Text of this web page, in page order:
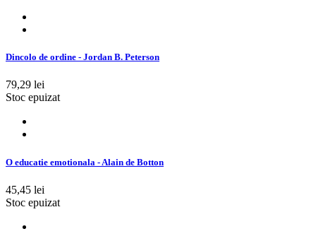
Dincolo de ordine - Jordan B. Peterson
79,29 lei
Stoc epuizat
O educatie emotionala - Alain de Botton
45,45 lei
Stoc epuizat